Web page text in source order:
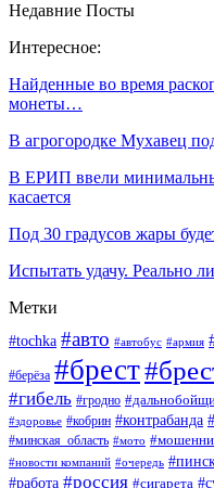
Недавние Посты
Интересное:
Найденные во время
монеты…
В агрогородке Мухавец
В ЕРИП ввели
касается
Под 30 градусов жары
Испытать удачу. Реально
Метки
#tochka #авто #автобус #армия
#берёза #брест
#гибель #гродно
#здоровье #кобрин #контрабанда
#минская_область #мото
#новости компаний #очередь
#работа #россия #сигарета